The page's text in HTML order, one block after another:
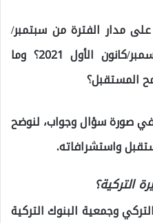
مدار الفترة من سبتمبر/
أيلول 2021 وحتى نهاية ديسمبر/كانون الأول 2021؟ وما
المستقبل؟
في صورة سؤال وجواب، لنوضح
واستشرافاته.
التركية؟
وجمعية البنوك التركية